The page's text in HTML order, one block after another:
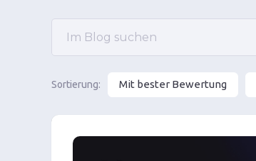
Sortierung: Mit bester Bewertung